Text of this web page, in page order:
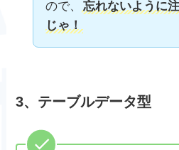
ので、
忘れないように
じゃ！
3、テーブルデータ型